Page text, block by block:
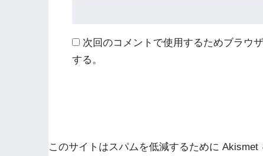
次回のコメントで使用するためブラウ
する。
このサイトはスパムを低減するために Akismet